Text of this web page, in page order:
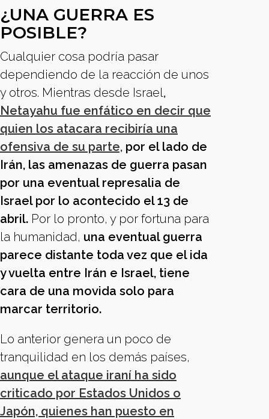
¿UNA GUERRA ES
POSIBLE?
Cualquier cosa podría pasar
dependiendo de la reacción de unos
y otros. Mientras desde Israel,
Netayahu fue enfático en decir que
quien los atacara recibiría una
ofensiva de su parte, por el lado de
Irán, las amenazas de guerra pasan
por una eventual represalia de
Israel por lo acontecido el 13 de
abril. Por lo pronto, y por fortuna para
la humanidad, una eventual guerra
parece distante toda vez que el ida
y vuelta entre Irán e Israel, tiene
cara de una movida solo para
marcar territorio.
Lo anterior genera un poco de
tranquilidad en los demás países,
aunque el ataque iraní ha sido
criticado por Estados Unidos o
Japón, quienes han puesto en